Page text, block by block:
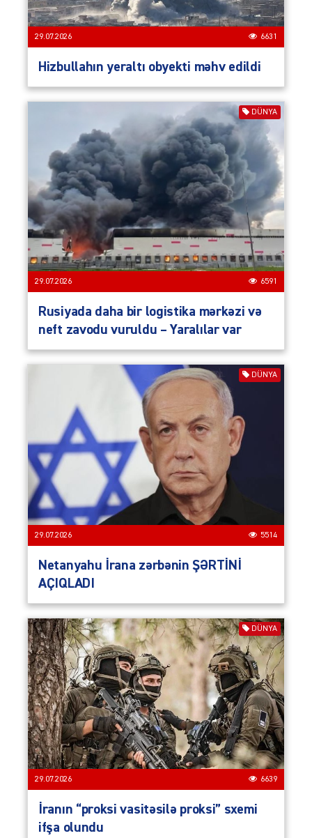
29.07.2026 6631
Hizbullahın yeraltı obyekti məhv edildi
DÜNYA
29.07.2026 6591
Rusiyada daha bir logistika mərkəzi və
neft zavodu vuruldu – Yaralılar var
DÜNYA
29.07.2026 5514
Netanyahu İrana zərbənin ŞƏRTİNİ
AÇIQLADI
DÜNYA
29.07.2026 6639
İranın “proksi vasitəsilə proksi” sxemi
ifşa olundu